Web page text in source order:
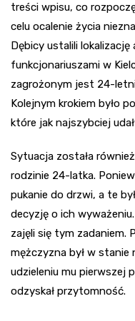
treści wpisu, co
celu ocalenie życia
Dębicy ustalili
funkcjonariuszami w
zagrożonym jest 24-
Kolejnym krokiem było
które jak najszybciej
Sytuacja została
rodzinie 24-latka.
pukanie do drzwi, a te
decyzję o ich
zajęli się tym zadaniem.
mężczyzna był w stanie
udzieleniu mu pierwszej
odzyskał przytomność.